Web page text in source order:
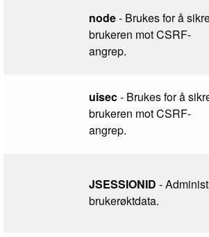
node- Brukes for å
brukeren mot CSRF-
angrep.
uisec- Brukes for å
brukeren mot CSRF-
angrep.
JSESSIONID -
brukerøktdata.